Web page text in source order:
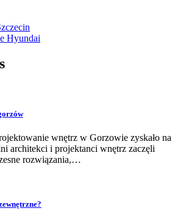
Hyundai
wnętrz w Gorzowie zyskało na
architekci i projektanci wnętrz zaczęli
rozwiązania,…